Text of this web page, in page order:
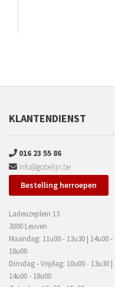
KLANTENDIENST
016 23 55 86
info@gobelijn.be
Bestelling herroepen
Ladeuzeplein 13
3000 Leuven
Maandag: 11u00 - 13u30 | 14u00 -
18u00
Dinsdag - Vrijdag: 10u00 - 13u30 |
14u00 - 18u00